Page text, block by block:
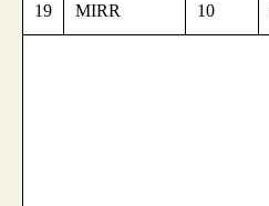
19 MIRR 10